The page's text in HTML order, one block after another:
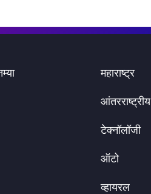
महाराष्ट्र
आंतरराष्ट्रीय
टेक्नॉलॉजी
ऑटो
व्हायरल